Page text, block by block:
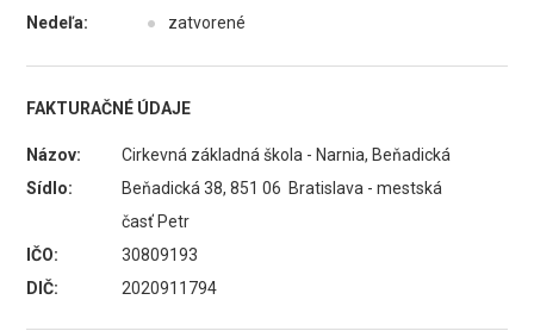
Nedeľa:
● zatvorené
FAKTURAČNÉ ÚDAJE
Názov:
Cirkevná základná škola - Narnia, Beňadická
Sídlo:
Beňadická 38, 851 06 Bratislava - mestská
časť Petr
IČO:
30809193
DIČ:
2020911794